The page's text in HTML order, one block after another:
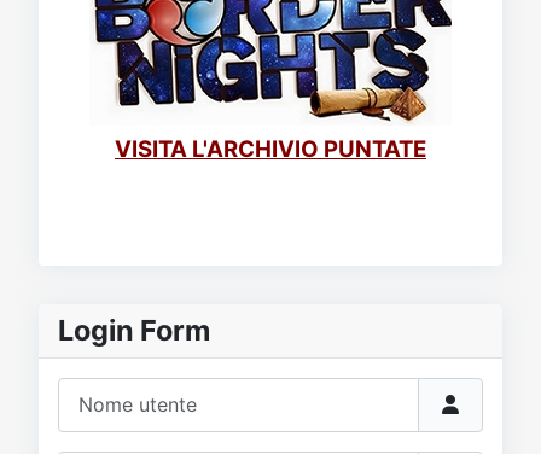
Login Form
VISITA L'ARCHIVIO PUNTATE